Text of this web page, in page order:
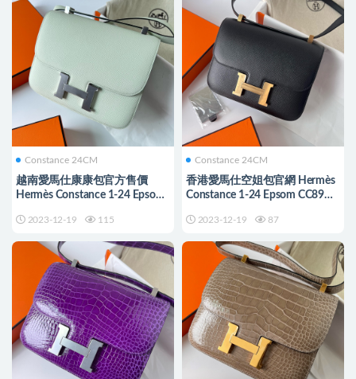
Constance 24CM
越南愛馬仕康康包官方售價
Hermès Constance 1-24 Epsom
2023-12-19 115
Constance 24CM
香港愛馬仕空姐包官網 Hermès
Constance 1-24 Epsom CC89
2023-12-19 87